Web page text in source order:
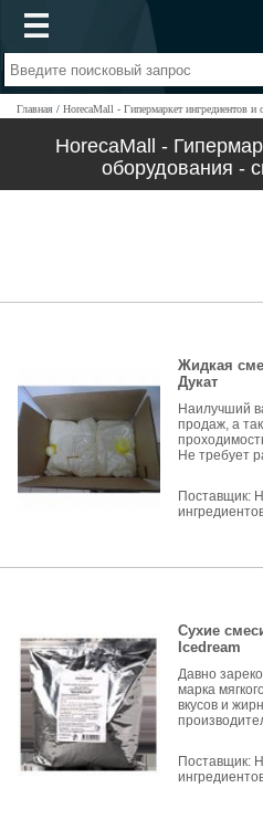
Главная HorecaMall - Гипермаркет ингредиентов и
HorecaMall -
оборудования -
Жидкая
Дукат
Наилучший
продаж, а
Не требует
Поставщик:
Сухие
Icedream
Давно
марка
вкусов и
Поставщик: